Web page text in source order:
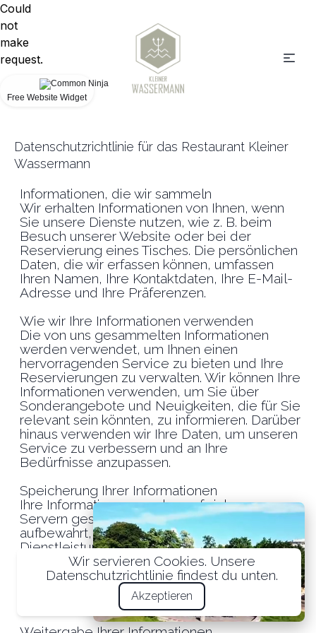
Datenschutzrichtlinie für das Restaurant Kleiner
Wassermann
Informationen, die wir sammeln
Wir erhalten Informationen von Ihnen, wenn
Sie unsere Dienste nutzen, wie z. B. beim
Besuch unserer Website oder bei der
Reservierung eines Tisches. Die persönlichen
Daten, die wir erfassen können, umfassen
Ihren Namen, Ihre Kontaktdaten, Ihre E-Mail-
Adresse und Ihre Präferenzen.
Wie wir Ihre Informationen verwenden
Die von uns gesammelten Informationen
werden verwendet, um Ihnen einen
hervorragenden Service zu bieten und Ihre
Reservierungen zu verwalten. Wir können Ihre
Informationen verwenden, um Sie über
Sonderangebote und Neuigkeiten, die für Sie
relevant sein könnten, zu informieren. Darüber
hinaus verwenden wir Ihre Daten, um unseren
Service zu verbessern und an Ihre
Bedürfnisse anzupassen.
Speicherung Ihrer Informationen
Ihre Informationen werden auf sicheren
Servern gespeichert und nur für den Zeitraum
aufbewahrt, der für die Erbringung unserer
Dienstleistungen erforderlich ist. Wir
unternehmen alle angemessenen Schritte,
um sicherzustellen, dass Ihre Daten sicher
gespeichert sind und vor unbefugtem Zugriff
Wir servieren Cookies. Unsere
Datenschutzrichtlinie findest du unten.
Akzeptieren
Could
not
make
request.
Free Website Widget